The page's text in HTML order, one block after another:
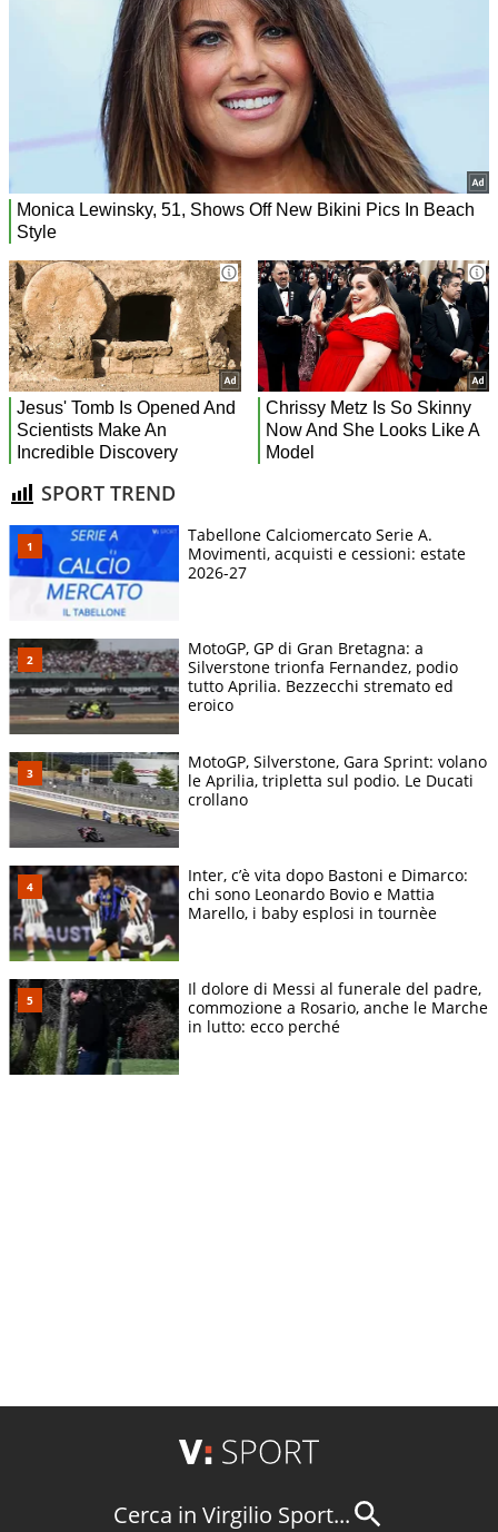
SPORT TREND
Tabellone Calciomercato Serie A.
Movimenti, acquisti e cessioni: estate
2026-27
MotoGP, GP di Gran Bretagna: a
Silverstone trionfa Fernandez, podio
tutto Aprilia. Bezzecchi stremato ed
eroico
MotoGP, Silverstone, Gara Sprint: volano
le Aprilia, tripletta sul podio. Le Ducati
crollano
Inter, c’è vita dopo Bastoni e Dimarco:
chi sono Leonardo Bovio e Mattia
Marello, i baby esplosi in tournèe
Il dolore di Messi al funerale del padre,
commozione a Rosario, anche le Marche
in lutto: ecco perché
Cerca in Virgilio Sport...